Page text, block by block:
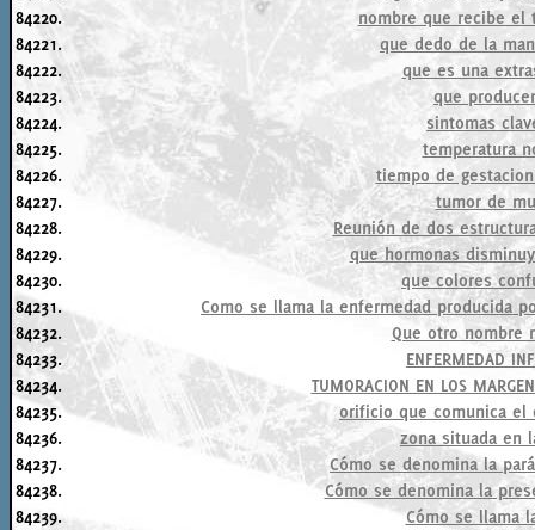
84220.
nombre que recibe el
84221.
que dedo de la
84222.
que es una
84223.
que
84224.
sintomas
84225.
temperatura
84226.
tiempo de
84227.
tumor de
84228.
Reunión de dos
84229.
que hormonas
84230.
que colores
84231.
Como se llama la enfermedad producida
84232.
Que otro nombre
84233.
ENFERMEDAD
84234.
TUMORACION EN LOS
84235.
orificio que comunica el
84236.
zona situada en
84237.
Cómo se denomina la
84238.
Cómo se denomina la
84239.
Cómo se llama